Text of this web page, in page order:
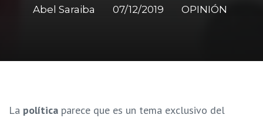
Abel Saraiba 07/12/2019 OPINIÓN
La política parece que es un tema exclusivo del